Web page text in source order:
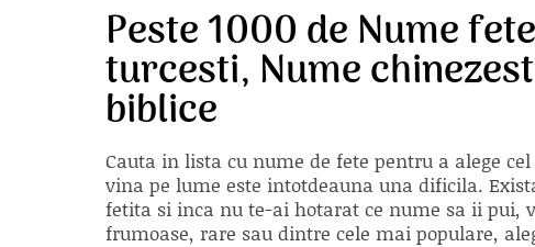
Peste 1000 de Nume
turcesti, Nume
biblice
Cauta in lista cu nume de fete pentru a alege
vina pe lume este intotdeauna una dificila.
fetita si inca nu te-ai hotarat ce nume sa ii pui,
frumoase, rare sau dintre cele mai populare,